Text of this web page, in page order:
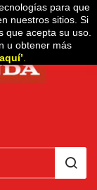
para que
nuestros sitios. Si
que acepta su uso.
u obtener más
’